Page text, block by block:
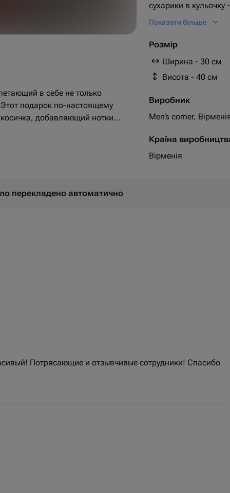
сухарики в кульочку
пиво corona - 3 шт.
чіпси Pringles - 165 гр.
арахис со вкусом
Показати більше
Розмір
Ширина - 30 см
Висота - 40 см
Виробник
Men’s corner,
Країна
Вірменія
в себе не только
подарок по-настоящему
добавляющий нотки
характера. Идеальный
перекладено автоматично
Потрясающие и отзывчивые сотрудники! Спасибо